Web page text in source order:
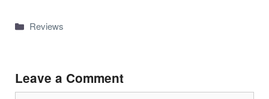
Categories
Reviews
Leave a Comment